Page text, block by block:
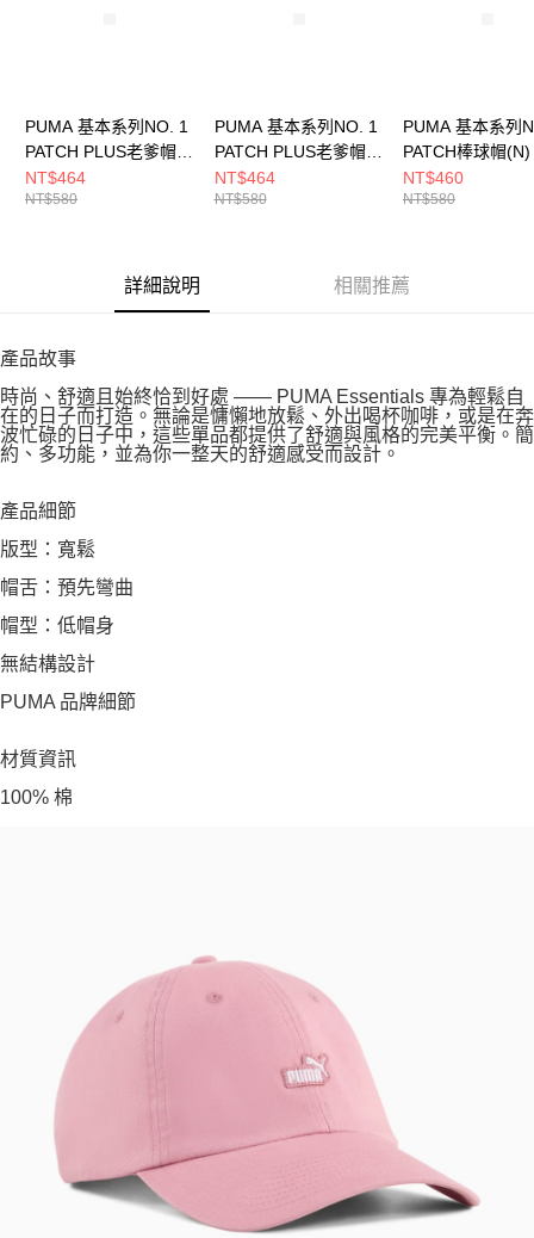
PUMA 基本系列NO. 1
PATCH PLUS老爹帽
(N) 男女 休閒帽
02641602
NT$464
NT$580
PUMA 基本系列NO. 1
PATCH PLUS老爹帽
(N) 男女 休閒帽
02641601
NT$464
NT$580
PUMA 基本系列
PATCH棒球帽
休閒帽 02599703
NT$460
NT$580
詳細說明 相關推薦
產品故事
時尚、舒適且始終恰到好處 —— PUMA Essentials 專為輕鬆自
在的日子而打造。無論是慵懶地放鬆、外出喝杯咖啡，或是在奔
波忙碌的日子中，這些單品都提供了舒適與風格的完美平衡。簡
約、多功能，並為你一整天的舒適感受而設計。
產品細節
版型：寬鬆
帽舌：預先彎曲
帽型：低帽身
無結構設計
PUMA 品牌細節
材質資訊
100% 棉